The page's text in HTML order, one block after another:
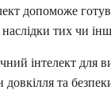
допоможе
наслідки тих чи
інтелект для
та